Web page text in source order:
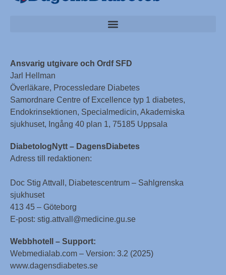
Ansvarig utgivare och Ordf SFD
Jarl Hellman
Överläkare, Processledare Diabetes
Samordnare Centre of Excellence typ 1 diabetes,
Endokrinsektionen, Specialmedicin, Akademiska
sjukhuset, Ingång 40 plan 1, 75185 Uppsala
DiabetologNytt – DagensDiabetes
Adress till redaktionen:
Doc Stig Attvall, Diabetescentrum – Sahlgrenska
sjukhuset
413 45 – Göteborg
E-post: stig.attvall@medicine.gu.se
Webbhotell – Support:
Webmedialab.com – Version: 3.2 (2025)
www.dagensdiabetes.se